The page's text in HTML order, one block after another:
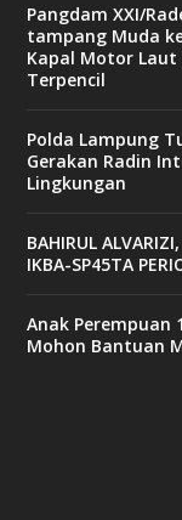
Pangdam XXI/
tampang Muda
Kapal Motor
Terpencil
Polda Lampung
Gerakan Radin
Lingkungan
BAHIRUL
IKBA-SP45TA
Anak Perempuan
Mohon Bantuan